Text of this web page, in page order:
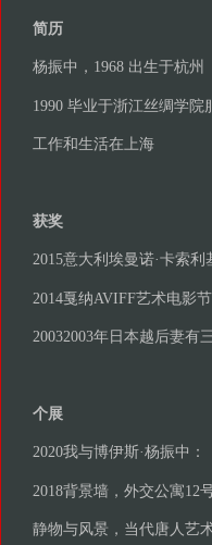
简历
杨振中，1968 出生于杭州
1990 毕业于浙江丝绸学院
工作和生活在上海
获奖
2015意大利埃曼诺·卡索利
2014戛纳AVIFF艺术电影
20032003年日本越后妻有
个展
2020我与博伊斯·杨振中
2018背景墙，外交公寓12
静物与风景，当代唐人艺